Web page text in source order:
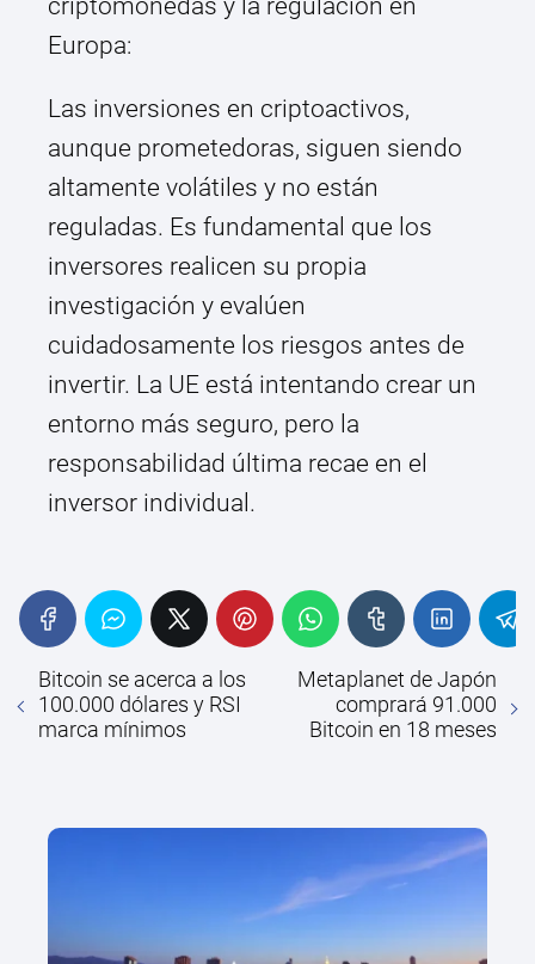
criptomonedas y la regulación en
Europa:
Las inversiones en criptoactivos,
aunque prometedoras, siguen siendo
altamente volátiles y no están
reguladas. Es fundamental que los
inversores realicen su propia
investigación y evalúen
cuidadosamente los riesgos antes de
invertir. La UE está intentando crear un
entorno más seguro, pero la
responsabilidad última recae en el
inversor individual.
Bitcoin se acerca a los
100.000 dólares y RSI
marca mínimos
Metaplanet de Japón
comprará 91.000
Bitcoin en 18 meses